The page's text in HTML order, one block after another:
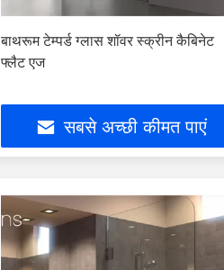
बाथरूम टेम्पर्ड ग्लास शॉवर स्क्रीन कैबिनेट
फ्लैट एज
सबसे अच्छी कीमत पाएं